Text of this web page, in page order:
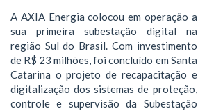
A AXIA Energia colocou em operação a
sua primeira subestação digital na
região Sul do Brasil. Com investimento
de R$ 23 milhões, foi concluído em Santa
Catarina o projeto de recapacitação e
digitalização dos sistemas de proteção,
controle e supervisão da Subestação